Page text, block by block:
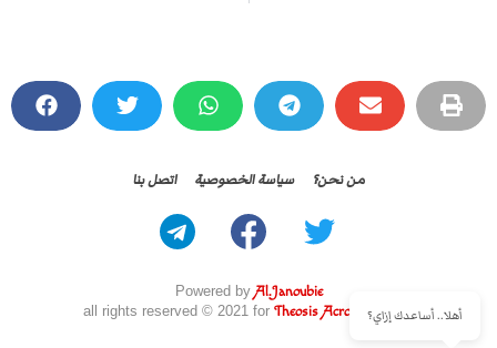
Powered by Al.Janoubie
all rights reserved © 2021 for Theosis Across Borders
من نحن؟ سياسة الخصوصية اتصل بنا
أهلا.. أساعدك إزاي؟